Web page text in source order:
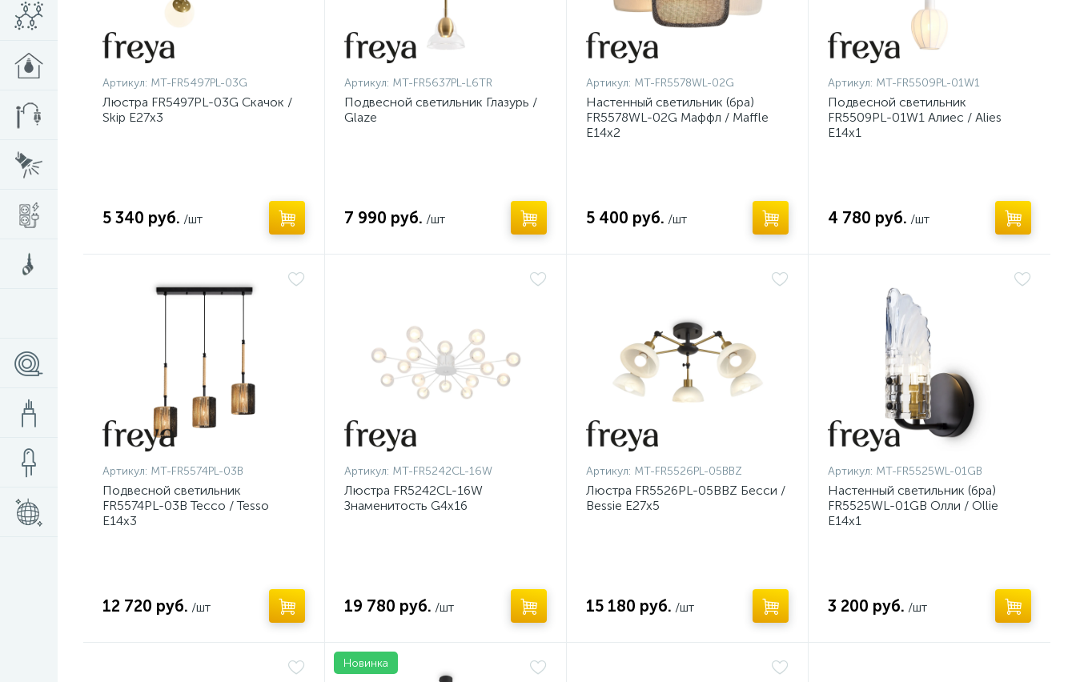
Артикул: MT-FR5497PL-03G
Люстра FR5497PL-03G Скачок /
Skip E27x3
5 340 руб. /шт
Артикул: MT-FR5637PL-L6TR
Подвесной светильник Глазурь /
Glaze
7 990 руб. /шт
Артикул: MT-FR5578WL-02G
Настенный светильник (бра)
FR5578WL-02G Маффл / Maffle
E14x2
5 400 руб. /шт
Артикул: MT-FR5509PL-01W1
Подвесной светильник
FR5509PL-01W1 Алиес / Alies
E14x1
4 780 руб. /шт
Артикул: MT-FR5574PL-03B
Подвесной светильник
FR5574PL-03B Тессо / Tesso
E14x3
12 720 руб. /шт
Артикул: MT-FR5242CL-16W
Люстра FR5242CL-16W
Знаменитость G4x16
19 780 руб. /шт
Артикул: MT-FR5526PL-05BBZ
Люстра FR5526PL-05BBZ Бесси /
Bessie E27x5
15 180 руб. /шт
Артикул: MT-FR5525WL-01GB
Настенный светильник (бра)
FR5525WL-01GB Олли / Ollie
E14x1
3 200 руб. /шт
Новинка